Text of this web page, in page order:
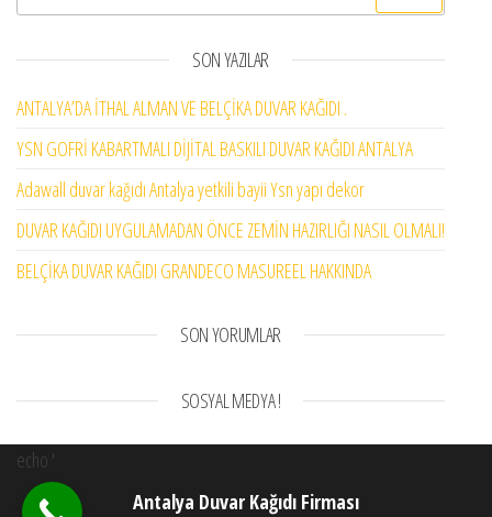
SON YAZILAR
ANTALYA’DA İTHAL ALMAN VE BELÇİKA DUVAR KAĞIDI .
YSN GOFRİ KABARTMALI DİJİTAL BASKILI DUVAR KAĞIDI ANTALYA
Adawall duvar kağıdı Antalya yetkili bayii Ysn yapı dekor
DUVAR KAĞIDI UYGULAMADAN ÖNCE ZEMİN HAZIRLIĞI NASIL OLMALI!
BELÇİKA DUVAR KAĞIDI GRANDECO MASUREEL HAKKINDA
SON YORUMLAR
SOSYAL MEDYA !
echo '
Antalya Duvar Kağıdı Firması